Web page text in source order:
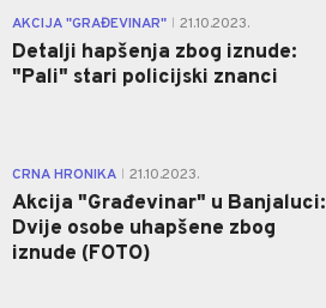
AKCIJA "GRAĐEVINAR" 21.10.2023.
Detalji hapšenja zbog iznude:
"Pali" stari policijski znanci
CRNA HRONIKA 21.10.2023.
Akcija "Građevinar" u Banjaluci:
Dvije osobe uhapšene zbog
iznude (FOTO)